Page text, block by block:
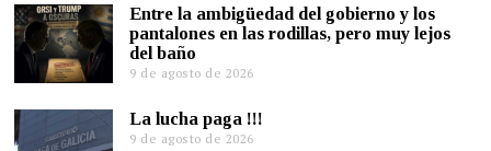
Entre la ambigüedad del gobierno y los
pantalones en las rodillas, pero muy lejos
del baño
9 de agosto de 2026
La lucha paga !!!
9 de agosto de 2026